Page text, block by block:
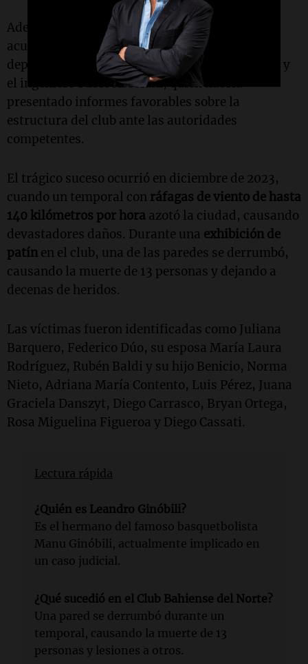
Además de Leandro, también enfrentan
acusaciones
Laura Fabiana Soberón
departamento de Habilitaciones del municipio, y
el ingenieroPablo Ascolani, quien habría
presentado informes favorables sobre la
estructura del club ante las autoridades
competentes.
El trágico suceso ocurrió en diciembre de 2023,
cuando un temporal con ráfagas de viento de hasta
140 kilómetros por hora azotó la ciudad, causando
devastadores daños. Durante una exhibición de
patín en el club, una de las paredes se derrumbó,
causando la muerte de 13 personas y dejando a
decenas de heridos.
Las víctimas fueron identificadas como Juliana
Barquero, Federico Dúo, su esposa María Laura
Rodríguez, Rubén Baldi y su hijo Benicio, Norma
Nieto, Adriana María Contento, Luis Pérez, Juana
Graciela Danszyt, Diego Carrasco, Bryan Ortega,
Rosa Miguelina Figueroa y Diego Cassati.
Lectura rápida
¿Quién es Leandro Ginóbili?
Es el hermano del famoso basquetbolista
Manu Ginóbili, actualmente implicado en
un caso judicial.
¿Qué sucedió en el Club Bahiense del Norte?
Una pared se derrumbó durante un
temporal, causando la muerte de 13
personas y lesiones a otros.